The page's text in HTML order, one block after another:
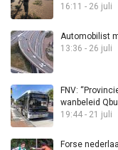
16:11 - 26 juli
Automobilist
13:36 - 26 juli
FNV:
wanbeleid
19:44 - 21 juli
Forse